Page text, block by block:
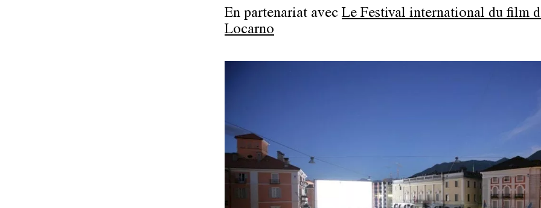
En partenariat avec Le Festival international du film
Locarno